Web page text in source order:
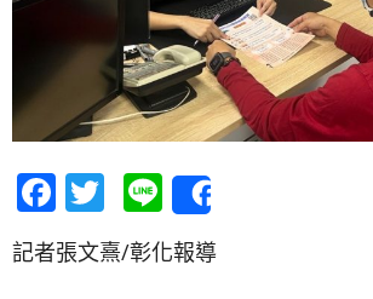
Facebook
Twitter
Line
記者張文熹/彰化報導